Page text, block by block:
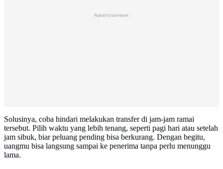
Advertisement
Solusinya, coba hindari melakukan transfer di jam-jam ramai
tersebut. Pilih waktu yang lebih tenang, seperti pagi hari atau setelah
jam sibuk, biar peluang pending bisa berkurang. Dengan begitu,
uangmu bisa langsung sampai ke penerima tanpa perlu menunggu
lama.